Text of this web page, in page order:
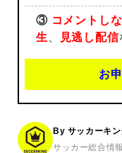
③ コメントし
生
見逃し配信
お
By サッカーキ
サッカー総合情